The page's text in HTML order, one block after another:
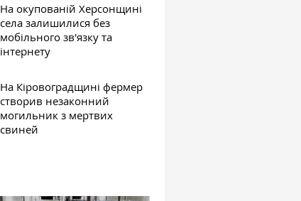
На окупованій Херсонщині
села залишилися без
мобільного зв'язку та
інтернету
На Кіровоградщині фермер
створив незаконний
могильник з мертвих
свиней